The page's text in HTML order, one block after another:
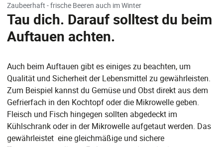
Zaubeerhaft - frische Beeren auch im Winter
Tau dich. Darauf solltest du beim
Auftauen achten.
Auch beim Auftauen gibt es einiges zu beachten, um
Qualität und Sicherheit der Lebensmittel zu gewährleisten.
Zum Beispiel kannst du Gemüse und Obst direkt aus dem
Gefrierfach in den Kochtopf oder die Mikrowelle geben.
Fleisch und Fisch hingegen sollten abgedeckt im
Kühlschrank oder in der Mikrowelle aufgetaut werden. Das
gewährleistet eine gleichmäßige und sichere